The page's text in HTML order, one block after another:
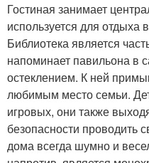
Гостиная занимает
используется для отдыха
Библиотека является
напоминает павильона в
остеклением. К ней
любимым место семьи.
игровых, они также
безопасности проводить
дома всегда шумно и